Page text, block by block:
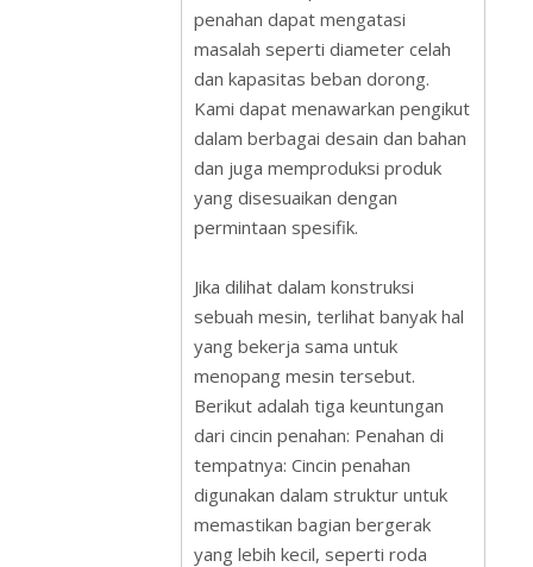
penahan dapat mengatasi
masalah seperti diameter celah
dan kapasitas beban dorong.
Kami dapat menawarkan pengikut
dalam berbagai desain dan bahan
dan juga memproduksi produk
yang disesuaikan dengan
permintaan spesifik.
Jika dilihat dalam konstruksi
sebuah mesin, terlihat banyak hal
yang bekerja sama untuk
menopang mesin tersebut.
Berikut adalah tiga keuntungan
dari cincin penahan: Penahan di
tempatnya: Cincin penahan
digunakan dalam struktur untuk
memastikan bagian bergerak
yang lebih kecil, seperti roda